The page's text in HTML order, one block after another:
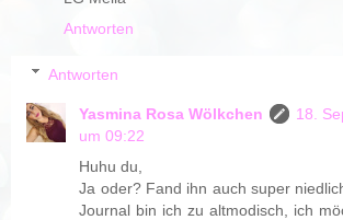
Antworten
Antworten
Yasmina Rosa Wölkchen
18.
um 09:22
Huhu du,
Ja oder? Fand ihn auch super
Journal bin ich zu altmodisch, ich